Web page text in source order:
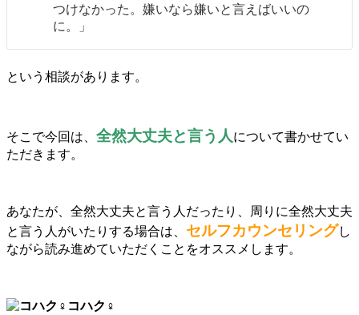
つけなかった。嫌いなら嫌いと言えばいいの
に。」
という相談があります。
そこで今回は、 全然大丈夫と言う人 について書かせてい
ただきます。
あなたが、全然大丈夫と言う人だったり、周りに全然大丈夫
と言う人がいたりする場合は、 セルフカウンセリングし
ながら読み進めていただくことをオススメします。
コハク♀